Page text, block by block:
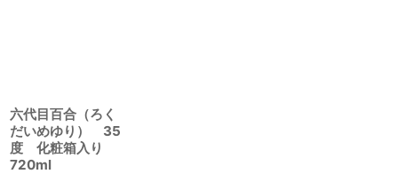
六代目百合（ろく
だいめゆり） 35
度 化粧箱入り
720ml